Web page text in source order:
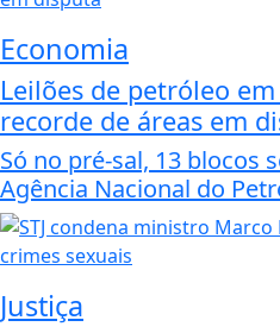
Economia
Leilões de petróleo
recorde de áreas em
Só no pré-sal, 13 blocos
Agência Nacional do
Justiça